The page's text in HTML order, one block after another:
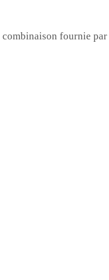
combinaison fournie par